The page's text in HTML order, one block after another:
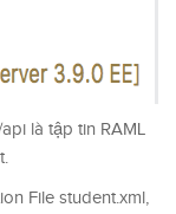
là tập tin RAML
File student.xml,